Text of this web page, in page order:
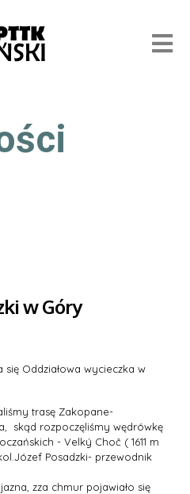
w Góry
się Oddziałowa wycieczka w
trasę Zakopane-
skąd rozpoczęliśmy wędrówkę
- Velký Choč ( 1611 m
Posadzki- przewodnik
zza chmur pojawiało się